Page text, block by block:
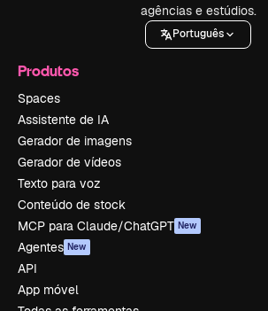
agências e estúdios.
Português
Produtos
Spaces
Assistente de IA
Gerador de imagens
Gerador de vídeos
Texto para voz
Conteúdo de stock
MCP para Claude/ChatGPT New
Agentes New
API
App móvel